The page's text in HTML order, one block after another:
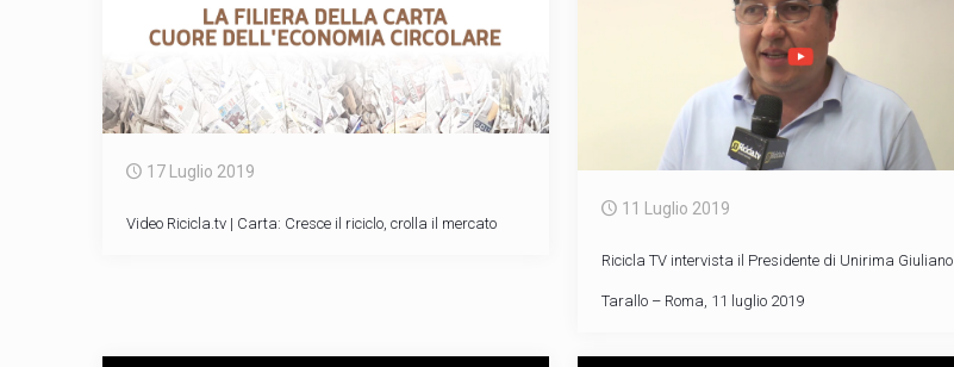
17 Luglio 2019
Video Ricicla.tv | Carta: Cresce il riciclo, crolla il mercato
11 Luglio 2019
Ricicla TV intervista il Presidente di Unirima Giuliano
Tarallo – Roma, 11 luglio 2019